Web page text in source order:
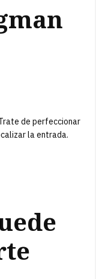
de perfeccionar
la entrada.